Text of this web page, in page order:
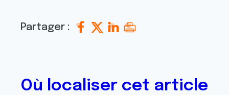
Partager :
Où localiser cet article